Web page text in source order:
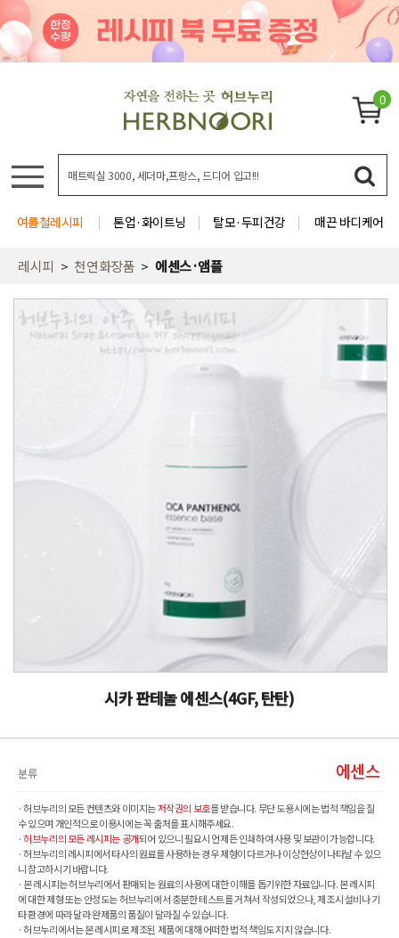
0
여름철레시피 톤업·화이트닝 탈모·두피건강 매끈 바디케어
레시피 천연화장품 에센스·앰플
시카 판테놀 에센스(4GF, 탄탄)
분류 에센스
· 허브누리의 모든 컨텐츠와 이미지는저작권의 보호를 받습니다. 무단 도용시에는 법적 책임을 질
수 있으며 개인적으로 이용시에는 꼭 출처를 표시해주세요.
·허브누리의 모든 레시피는 공개되어 있으니 필요시 언제든 인쇄하여 사용 및 보관이 가능합니다.
· 허브누리의 레시피에서 타사의 원료를 사용하는 경우 제형이 다르거나 이상현상이 나타날 수 있으
니 참고하시기 바랍니다.
· 본 레시피는 허브누리에서 판매되는 원료의 사용에 대한 이해를 돕기위한 자료입니다. 본 레시피
에 대한 제형 또는 안정도는 허브누리에서 충분한 테스트를 거쳐서 작성되었으나, 제조시 설비나 기
타 환경에 따라 달라 완제품의 품질이 달라질 수 있습니다.
· 허브누리에서는 본 레시피로 제조된 제품에 대해 어떠한 법적 책임도 지지 않습니다.